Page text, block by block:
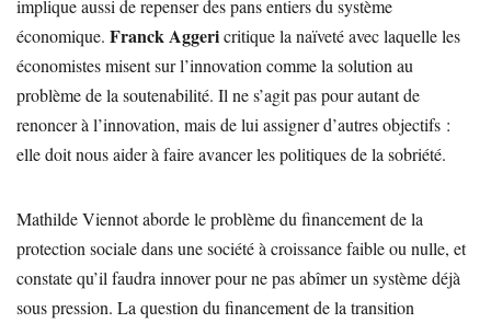
implique aussi de repenser des pans entiers du système
économique. Franck Aggericritique la naïveté avec laquelle les
économistes misent sur l’innovation comme la solution au
problème de la soutenabilité. Il ne s’agit pas pour autant de
renoncer à l’innovation, mais de lui assigner d’autres objectifs :
elle doit nous aider à faire avancer les politiques de la sobriété.
Mathilde Viennot aborde le problème du financement de la
protection sociale dans une société à croissance faible ou nulle, et
constate qu’il faudra innover pour ne pas abîmer un système déjà
sous pression. La question du financement de la transition